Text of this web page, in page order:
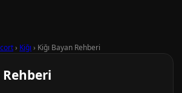
› Kiğı › Kiğı Bayan Rehberi
Rehberi